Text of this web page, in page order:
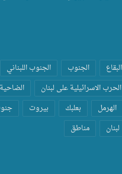
البقاع الجنوب الجنوب اللبناني
الحرب الاسرائيلية على لبنان
الهرمل بعلبك بيروت
لبنان مناطق